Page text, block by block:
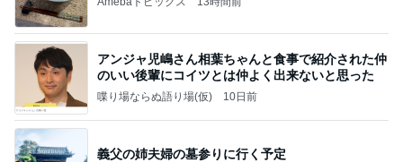
アンジャ児嶋さん相葉ちゃんと食事で紹介された仲
のいい後輩にコイツとは仲よく出来ないと思った
喋り場ならぬ語り場(仮) 10日前
義父の姉夫婦の墓参りに行く予定